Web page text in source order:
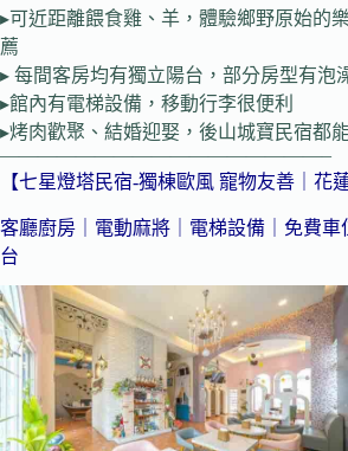
▸可近距離餵食雞、羊，體驗鄉野原始的
薦
▸ 每間客房均有獨立陽台，部分房型有泡
▸館內有電梯設備，移動行李很便利
▸烤肉歡聚、結婚迎娶，後山城寶民宿都
—————————————————–
【七星燈塔民宿-獨棟歐風 寵物友善｜花
客廳廚房｜電動麻將｜電梯設備｜免費
台